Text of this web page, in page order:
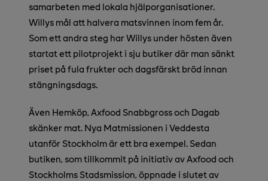
samarbeten med lokala hjälporganisationer.
Willys mål att halvera matsvinnen inom fem år.
Som ett andra steg har Willys under hösten även
startat ett pilotprojekt i sju butiker där man sänkt
priset på fula frukter och dagsfärskt bröd innan
stängningsdags.
Även Hemköp, Axfood Snabbgross och Dagab
skänker mat. Nya Matmissionen i Veddesta
utanför Stockholm är ett bra exempel. Sedan
butiken, som tillkommit på initiativ av Axfood och
Stockholms Stadsmission, öppnade i slutet av